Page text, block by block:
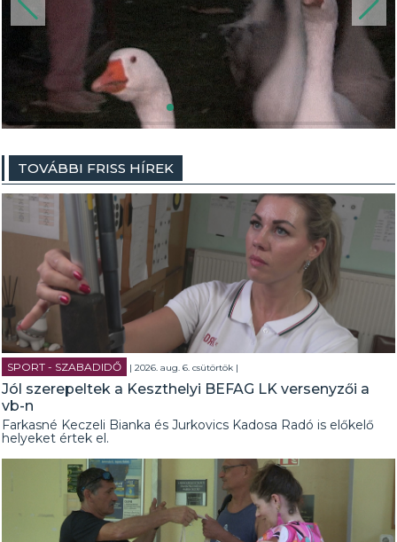
TOVÁBBI FRISS HÍREK
SPORT - SZABADIDŐ | 2026. aug. 6. csütörtök |
Jól szerepeltek a Keszthelyi BEFAG LK versenyzői a
vb-n
Farkasné Keczeli Bianka és Jurkovics Kadosa Radó is előkelő
helyeket értek el.